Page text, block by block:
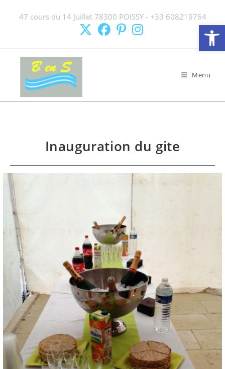
47 cours du 14 Juillet 78300 POISSY - +33 608219764
Menu
Inauguration du gite